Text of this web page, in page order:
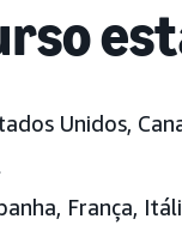
Unidos,
França,